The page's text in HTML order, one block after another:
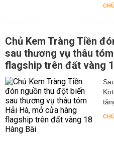
Chủ Kem Tràng Tiền
sau thương vụ thâu
flagship trên đất vàng